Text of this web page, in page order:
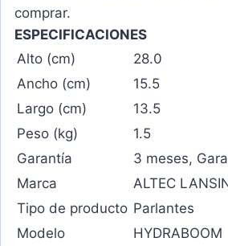
comprar.
ESPECIFICACIONES
Alto (cm)
28.0
Ancho (cm)
15.5
Largo (cm)
13.5
Peso (kg)
1.5
Garantía
3 meses,
Marca
ALTEC
Tipo de producto Parlantes
Modelo
HYDRABOOM